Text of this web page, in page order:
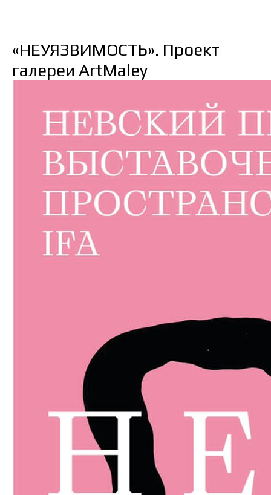
«НЕУЯЗВИМОСТЬ». Проект
галереи ArtMaley